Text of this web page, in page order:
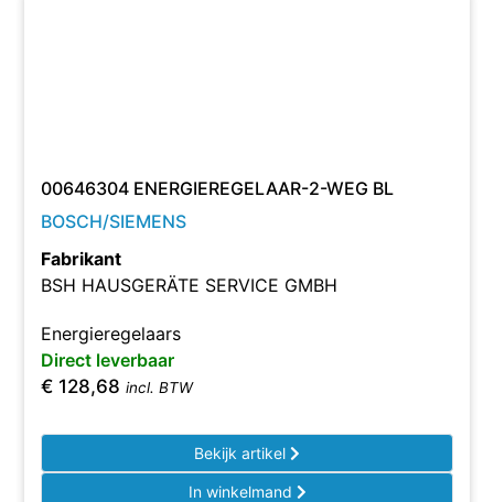
00646304 ENERGIEREGELAAR-2-WEG BL
BOSCH/SIEMENS
Fabrikant
BSH HAUSGERÄTE SERVICE GMBH
Energieregelaars
Direct leverbaar
€ 128,68 incl. BTW
Bekijk artikel
In winkelmand